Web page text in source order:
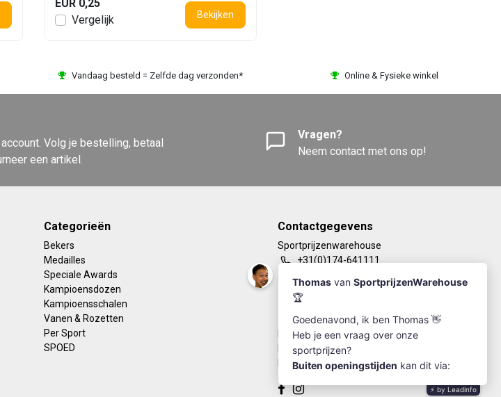
EUR 0,25
Vergelijk
Bekijken
Vandaag besteld = Zelfde dag verzonden* Online & Fysieke winkel
Volg je bestelling, betaal
een artikel.
Vragen?
Neem contact met ons op!
Categorieën
Bekers
Medailles
Speciale Awards
Kampioensdozen
Kampioensschalen
Vanen & Rozetten
Per Sport
SPOED
Contactgegevens
Sportprijzenwarehouse
+31(0)174-641111
info@sportprijzenwarehouse.nl
Kleine Woerdlaan 19
KvK Number: 63249286
BTW-number: NL002184030B77
Bankrekening: NL67RABO0125923279